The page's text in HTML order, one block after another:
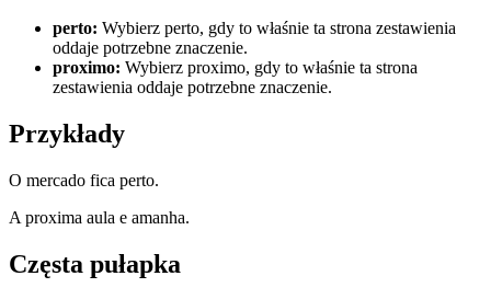
perto: Wybierz perto, gdy to właśnie ta strona zestawienia
oddaje potrzebne znaczenie.
proximo: Wybierz proximo, gdy to właśnie ta strona
zestawienia oddaje potrzebne znaczenie.
Przykłady
O mercado fica perto.
A proxima aula e amanha.
Częsta pułapka